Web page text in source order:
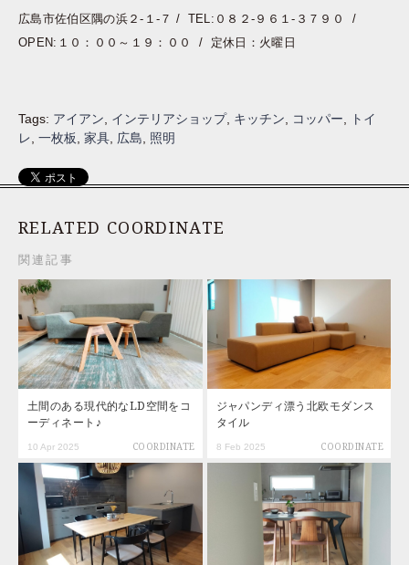
広島市佐伯区隅の浜２-１-７ / TEL:０８２-９６１-３７９０ /
OPEN:１０：００～１９：００ / 定休日：火曜日
Tags: アイアン インテリアショップ, キッチン コッパー
トイ
レ
一枚板 家具 広島 照明
RELATED COORDINATE
関連記事
土間のある現代的なLD空間をコ
ーディネート♪
10 Apr 2025 COORDINATE
ジャパンディ漂う北欧モダンス
タイル
8 Feb 2025 COORDINATE